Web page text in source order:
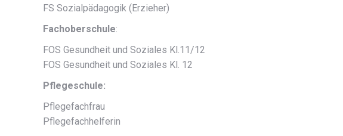
FS Sozialpädagogik (Erzieher)
Fachoberschule:
FOS Gesundheit und Soziales Kl.11/12
FOS Gesundheit und Soziales Kl. 12
Pflegeschule:
Pflegefachfrau
Pflegefachhelferin